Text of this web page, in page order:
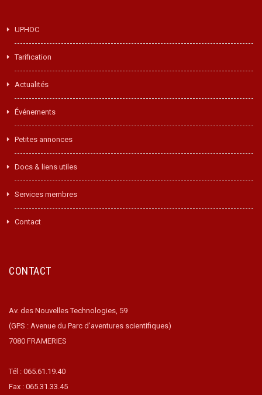
UPHOC
Tarification
Actualités
Événements
Petites annonces
Docs & liens utiles
Services membres
Contact
CONTACT
Av. des Nouvelles Technologies, 59
(GPS : Avenue du Parc d’aventures scientifiques)
7080 FRAMERIES
Tél : 065.61.19.40
Fax : 065.31.33.45